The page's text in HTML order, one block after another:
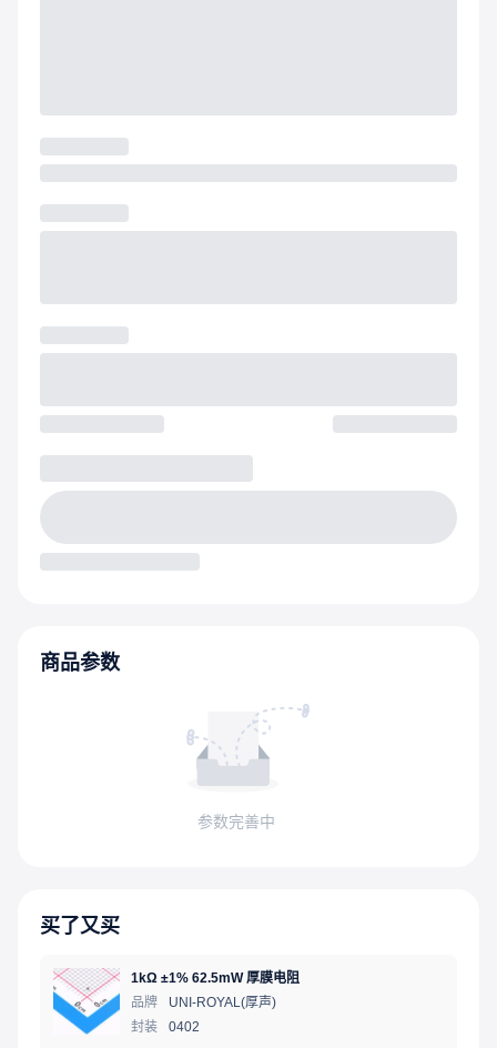
商品参数
参数完善中
买了又买
1kΩ ±1% 62.5mW 厚膜电阻
品牌
UNI-ROYAL(厚声)
封装
0402